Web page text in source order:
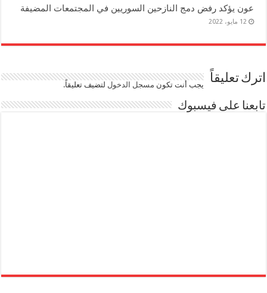
عون يؤكد رفض دمج النازحين السوريين في المجتمعات المضيفة
12 مايو، 2022
اترك تعليقاً يجب أنت تكون مسجل الدخوللتضيف تعليقاً.
تابعنا على فيسبوك